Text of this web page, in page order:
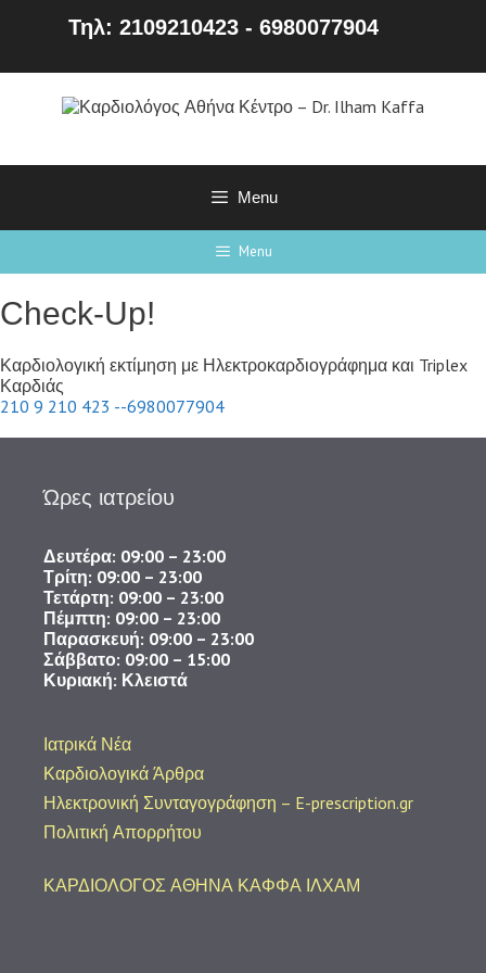
Τηλ: 2109210423 - 6980077904
Menu
Menu
Check-Up!
Καρδιολογική εκτίμηση με Ηλεκτροκαρδιογράφημα και Triplex
Καρδιάς
210 9 210 423 --6980077904
Ώρες ιατρείου
Δευτέρα: 09:00 – 23:00
Τρίτη: 09:00 – 23:00
Τετάρτη: 09:00 – 23:00
Πέμπτη: 09:00 – 23:00
Παρασκευή: 09:00 – 23:00
​Σάββατο: 09:00 – 15:00
Κυριακή: Κλειστά
Ιατρικά Νέα
Καρδιολογικά Άρθρα
Ηλεκτρονική Συνταγογράφηση – E-prescription.gr
Πολιτική Απορρήτου
ΚΑΡΔΙΟΛΟΓΟΣ ΑΘΗΝΑ ΚΑΦΦΑ ΙΛΧΑΜ